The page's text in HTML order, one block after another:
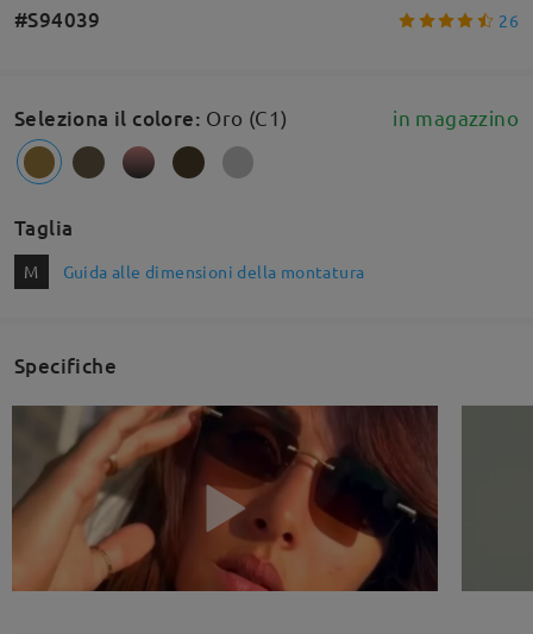
#S94039 26
Seleziona il colore: Oro (C1) in magazzino
Taglia
M Guida alle dimensioni della montatura
Specifiche